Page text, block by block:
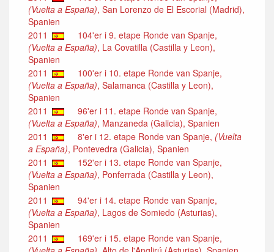
(Vuelta a España), San Lorenzo de El Escorial (Madrid),
Spanien
2011
104'er i 9. etape Ronde van Spanje,
(Vuelta a España), La Covatilla (Castilla y Leon),
Spanien
2011
100'er i 10. etape Ronde van Spanje,
(Vuelta a España), Salamanca (Castilla y Leon),
Spanien
2011
96'er i 11. etape Ronde van Spanje,
(Vuelta a España), Manzaneda (Galicia), Spanien
2011
8'er i 12. etape Ronde van Spanje, (Vuelta
a España), Pontevedra (Galicia), Spanien
2011
152'er i 13. etape Ronde van Spanje,
(Vuelta a España), Ponferrada (Castilla y Leon),
Spanien
2011
94'er i 14. etape Ronde van Spanje,
(Vuelta a España), Lagos de Somiedo (Asturias),
Spanien
2011
169'er i 15. etape Ronde van Spanje,